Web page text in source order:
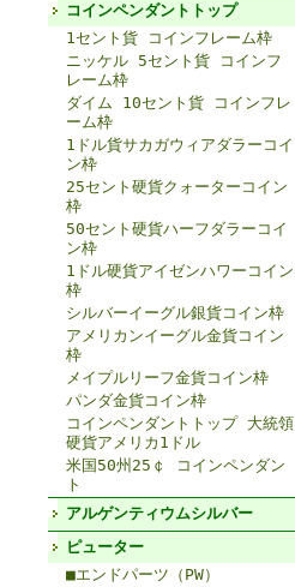
コインペンダントトップ
1セント貨 コインフレーム枠
ニッケル 5セント貨 コインフ
レーム枠
ダイム 10セント貨 コインフレ
ーム枠
1ドル貨サカガウィアダラーコイ
ン枠
25セント硬貨クォーターコイン
枠
50セント硬貨ハーフダラーコイ
ン枠
1ドル硬貨アイゼンハワーコイン
枠
シルバーイーグル銀貨コイン枠
アメリカンイーグル金貨コイン
枠
メイプルリーフ金貨コイン枠
パンダ金貨コイン枠
コインペンダントトップ 大統領
硬貨アメリカ1ドル
米国50州25￠ コインペンダン
ト
アルゲンティウムシルバー
ピューター
■エンドパーツ（PW）